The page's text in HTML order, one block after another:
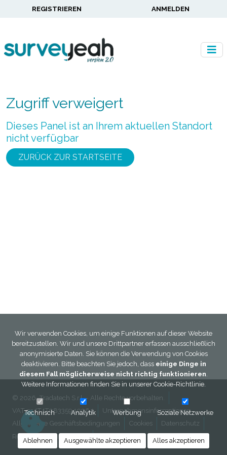
Wir verwenden Cookies, um einige Funktionen auf dieser Website
bereitzustellen. Wir und unsere Drittpartner erfassen ausschließlich
anonymisierte Daten. Sie können die Verwendung von Cookies
deaktivieren. Bitte beachten Sie jedoch, dass einige Dinge in
diesem Fall möglicherweise nicht richtig funktionieren
Weitere Informationen finden Sie in unserer Cookie-Richtlinie
Technisch Analytik Werbung Soziale Netzwerke
Ablehnen Ausgewählte akzeptieren Alles akzeptieren
REGISTRIEREN ANMELDEN
Zugriff verweigert
Dieses Panel ist an Ihrem aktuellen Standort
nicht verfügbar
ZURÜCK ZUR STARTSEITE
© 2026, Tradatech S.r.l. - Alle Rechte vorbehalten.
VAT nr. IT IT08335940964
Unternehmensinformationen
Allgemeine Geschäftsbedingungen
Cookies
Datenschutz
Rechtliche informationen
Kontakt